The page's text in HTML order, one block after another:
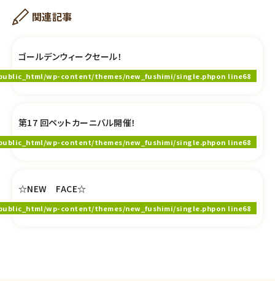
関連記事
ゴールデンウィークセール！
wp-content/themes/new_fushimi/single.phpon line68
第17 回ペットカーニバル開催！
wp-content/themes/new_fushimi/single.phpon line68
☆NEW FACE☆
wp-content/themes/new_fushimi/single.phpon line68